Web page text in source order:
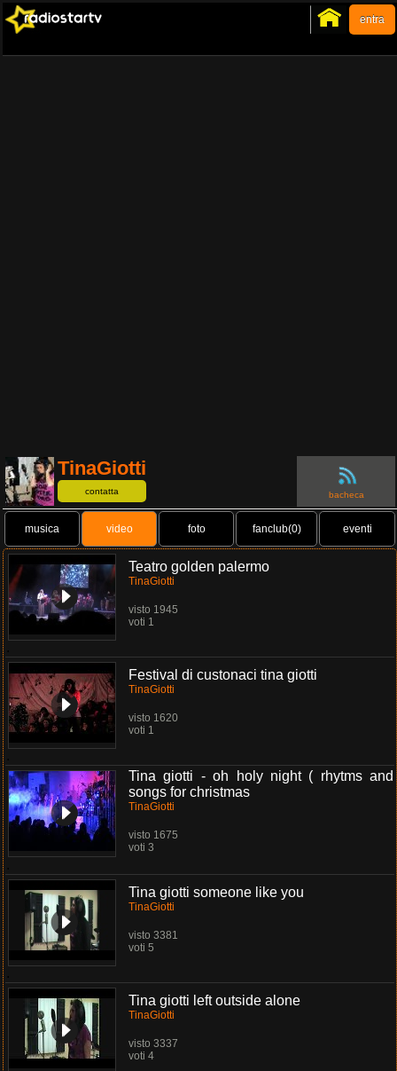
entra
TinaGiotti
contatta bacheca
musica video foto fanclub(0) eventi
Teatro golden palermo
TinaGiotti
visto 1945
voti 1
Festival di custonaci tina giotti
TinaGiotti
visto 1620
voti 1
Tina giotti - oh holy night ( rhytms and
songs for christmas
TinaGiotti
visto 1675
voti 3
Tina giotti someone like you
TinaGiotti
visto 3381
voti 5
Tina giotti left outside alone
TinaGiotti
visto 3337
voti 4